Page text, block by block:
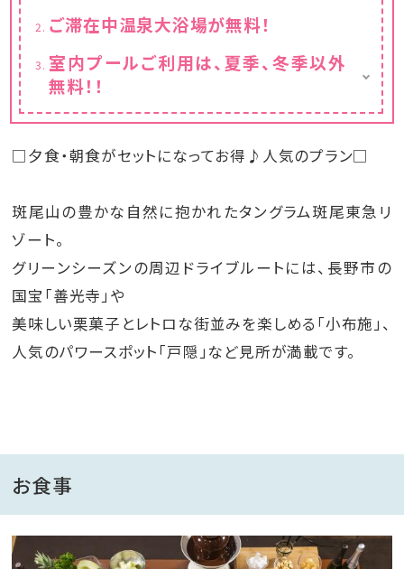
ご滞在中温泉大浴場が無料！
室内プールご利用は、夏季、冬季以外
無料！！
※夏季および冬季は優待料金でご利用いただ
けます。
13歳以上／500円 12歳以下／300円 （1回
あたり）
※温泉大浴場・室内プールは、チェックイン
前・アウト後もご利用いただけます。（レンタル
タオルセット￥200）
※毎週水曜日は大浴場15時から、プール13時
からの営業となります。
※おむつの取れていないお子様の室内プール
ご利用はお断りしております。（水遊び用パン
ツ不可）
□夕食・朝食がセットになってお得♪人気のプラン□
斑尾山の豊かな自然に抱かれたタングラム斑尾東急リ
ゾート。
グリーンシーズンの周辺ドライブルートには、長野市の
国宝「善光寺」や
美味しい栗菓子とレトロな街並みを楽しめる「小布施」、
人気のパワースポット「戸隠」など見所が満載です。
お食事